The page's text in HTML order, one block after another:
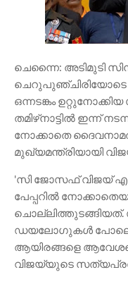
ചെന്നൈ: അടിമുടി
ചെറുപുഞ്ചിരിയോടെ
ഒന്നടങ്കം
തമിഴ്‌നാട്ടില്‍ ഇന്ന്
നോക്കാതെ
മുഖ്യമന്ത്രിയായി
'സി ജോസഫ് വിജയ്
പേപ്പറില്‍
ചൊല്ലിത്തുടങ്ങിയത്.
ഡയലോഗുകള്‍ പോലെ
ആയിരങ്ങളെ
വിജയ്‌യുടെ